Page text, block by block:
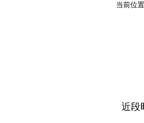
当前位置
近段